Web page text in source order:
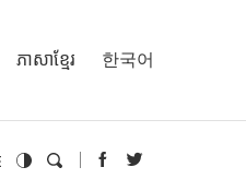
ភាសាខ្មែរ 한국어